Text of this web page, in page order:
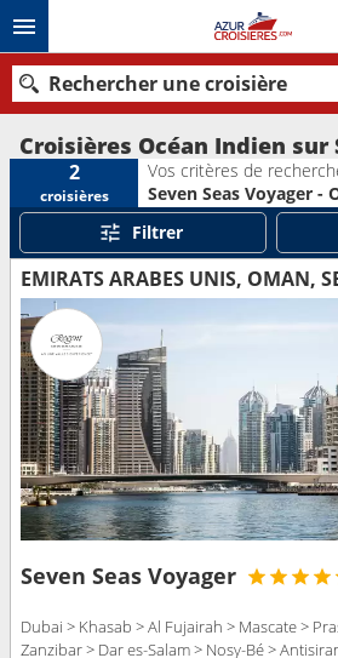
Rechercher une croisière
Nos destinations
Mois de départ
Ports
Croisières Océan Indien sur
2
croisières
Vos critères de
Seven Seas Voyager -
Filtrer
Seven Seas Voyager
Dubai > Khasab > Al Fujairah > Mascate >
Zanzibar > Dar es-Salam > Nosy-Bé >